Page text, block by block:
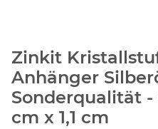
Zinkit
Anhänger
Sonderqualität -
cm x 1,1 cm